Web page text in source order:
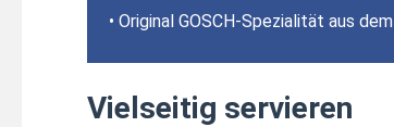
• Original GOSCH-Spezialität aus
Vielseitig servieren